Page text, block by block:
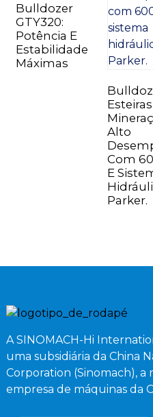
Bulldozer
GTY320:
Potência E
Estabilidade
Máximas
Alto
Com
E
Parker.
A SINOMACH-Hi
uma subsidiária da China
Corporation (Sinomach), a
empresa de máquinas da